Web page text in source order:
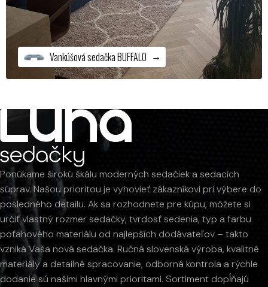
Ponúkame širokú škálu moderných sedačiek a sedacích
súprav. Našou prioritou je vyhovieť zákazníkovi pri výbere do
posledného detailu. Ak sa rozhodnete pre kúpu, môžete si
určiť vlastný rozmer sedačky, tvrdosť sedenia, typ a farbu
poťahového materiálu od najlepších dodávateľov – takto
vzniká Vaša nová sedačka. Ručná slovenská výroba, kvalitné
materiály a detailné spracovanie, odborná kontrola a rýchle
dodanie sú našimi hlavnými prioritami. Sortiment dopĺňajú